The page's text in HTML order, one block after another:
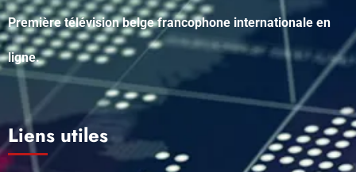
Première télévision belge francophone internationale en
ligne.
Liens utiles